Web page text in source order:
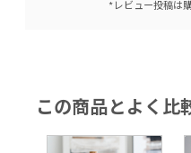
*レビュー投稿は
この商品とよく比